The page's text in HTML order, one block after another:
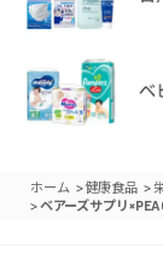
ホーム >健康食品 >
>ベアーズサプリ